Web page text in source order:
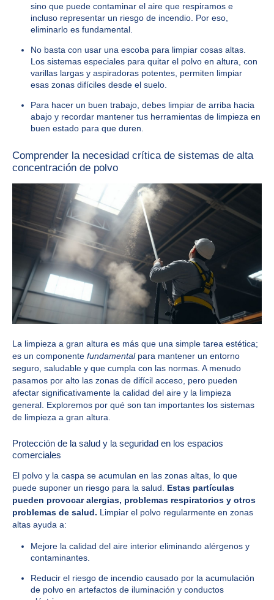
sino que puede contaminar el aire que respiramos e
incluso representar un riesgo de incendio. Por eso,
eliminarlo es fundamental.
No basta con usar una escoba para limpiar cosas altas.
Los sistemas especiales para quitar el polvo en altura, con
varillas largas y aspiradoras potentes, permiten limpiar
esas zonas difíciles desde el suelo.
Para hacer un buen trabajo, debes limpiar de arriba hacia
abajo y recordar mantener tus herramientas de limpieza en
buen estado para que duren.
Comprender la necesidad crítica de sistemas de alta
concentración de polvo
La limpieza a gran altura es más que una simple tarea estética;
es un componente fundamentalpara mantener un entorno
seguro, saludable y que cumpla con las normas. A menudo
pasamos por alto las zonas de difícil acceso, pero pueden
afectar significativamente la calidad del aire y la limpieza
general. Exploremos por qué son tan importantes los sistemas
de limpieza a gran altura.
Protección de la salud y la seguridad en los espacios
comerciales
El polvo y la caspa se acumulan en las zonas altas, lo que
puede suponer un riesgo para la salud. Estas partículas
pueden provocar alergias, problemas respiratorios y otros
problemas de salud. Limpiar el polvo regularmente en zonas
altas ayuda a:
Mejore la calidad del aire interior eliminando alérgenos y
contaminantes.
Reducir el riesgo de incendio causado por la acumulación
de polvo en artefactos de iluminación y conductos